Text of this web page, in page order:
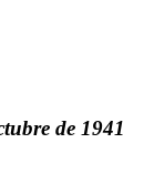
de 1941